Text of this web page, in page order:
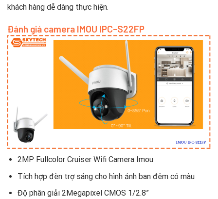
khách hàng dễ dàng thực hiện.
Đánh giá camera IMOU IPC-S22FP
2MP Fullcolor Cruiser Wifi Camera Imou
Tích hợp đèn trợ sáng cho hình ảnh ban đêm có màu
Độ phân giải 2Megapixel CMOS 1/2.8”